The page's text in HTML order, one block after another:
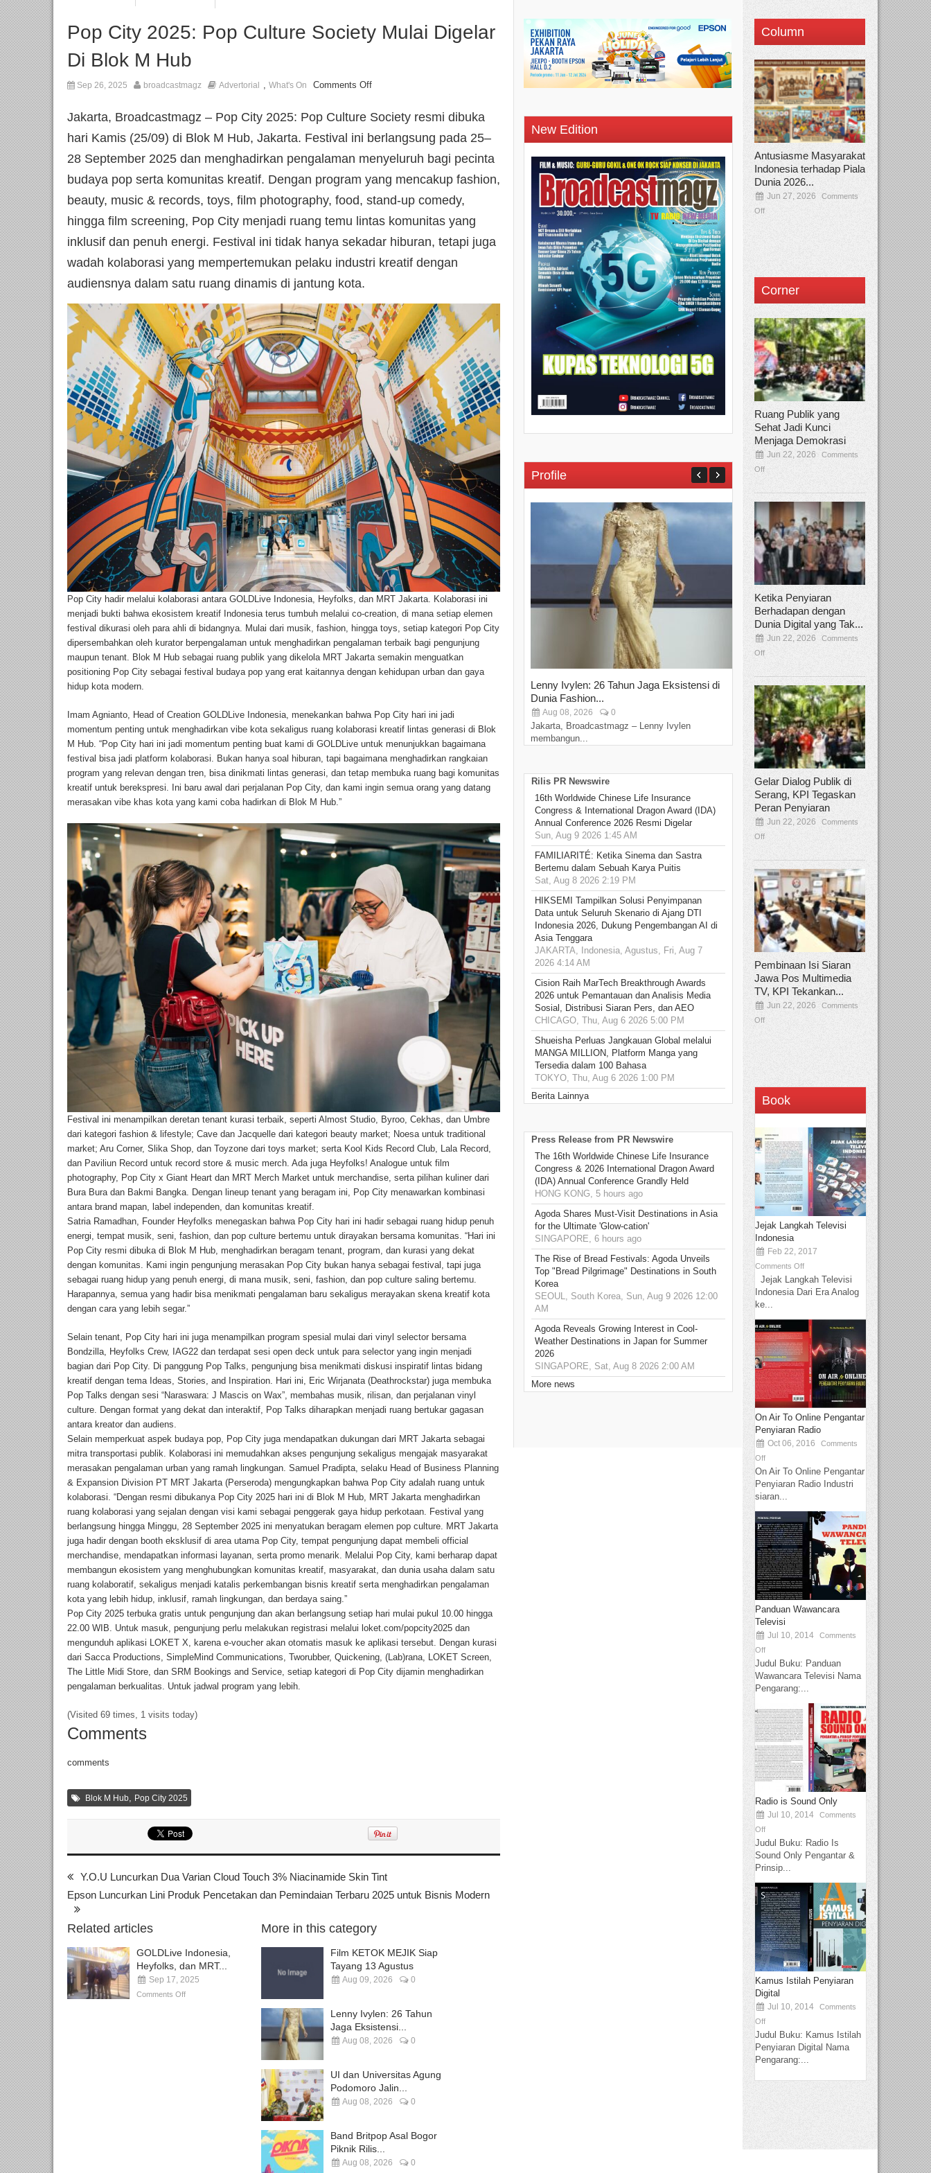
Pop City 2025: Pop Culture Society Mulai Digelar
Di Blok M Hub
Sep 26, 2025 broadcastmagz Advertorial , What's On Comments Off
Jakarta, Broadcastmagz – Pop City 2025: Pop Culture Society resmi dibuka
hari Kamis (25/09) di Blok M Hub, Jakarta. Festival ini berlangsung pada 25–
28 September 2025 dan menghadirkan pengalaman menyeluruh bagi pecinta
budaya pop serta komunitas kreatif. Dengan program yang mencakup fashion,
beauty, music & records, toys, film photography, food, stand-up comedy,
hingga film screening, Pop City menjadi ruang temu lintas komunitas yang
inklusif dan penuh energi. Festival ini tidak hanya sekadar hiburan, tetapi juga
wadah kolaborasi yang mempertemukan pelaku industri kreatif dengan
audiensnya dalam satu ruang dinamis di jantung kota.
Pop City hadir melalui kolaborasi antara GOLDLive Indonesia, Heyfolks, dan MRT Jakarta. Kolaborasi ini
menjadi bukti bahwa ekosistem kreatif Indonesia terus tumbuh melalui co-creation, di mana setiap elemen
festival dikurasi oleh para ahli di bidangnya. Mulai dari musik, fashion, hingga toys, setiap kategori Pop City
dipersembahkan oleh kurator berpengalaman untuk menghadirkan pengalaman terbaik bagi pengunjung
maupun tenant. Blok M Hub sebagai ruang publik yang dikelola MRT Jakarta semakin menguatkan
positioning Pop City sebagai festival budaya pop yang erat kaitannya dengan kehidupan urban dan gaya
hidup kota modern.
Imam Agnianto, Head of Creation GOLDLive Indonesia, menekankan bahwa Pop City hari ini jadi
momentum penting untuk menghadirkan vibe kota sekaligus ruang kolaborasi kreatif lintas generasi di Blok
M Hub. “Pop City hari ini jadi momentum penting buat kami di GOLDLive untuk menunjukkan bagaimana
festival bisa jadi platform kolaborasi. Bukan hanya soal hiburan, tapi bagaimana menghadirkan rangkaian
program yang relevan dengan tren, bisa dinikmati lintas generasi, dan tetap membuka ruang bagi komunitas
kreatif untuk berekspresi. Ini baru awal dari perjalanan Pop City, dan kami ingin semua orang yang datang
merasakan vibe khas kota yang kami coba hadirkan di Blok M Hub.”
Festival ini menampilkan deretan tenant kurasi terbaik, seperti Almost Studio, Byroo, Cekhas, dan Umbre
dari kategori fashion & lifestyle; Cave dan Jacquelle dari kategori beauty market; Noesa untuk traditional
market; Aru Corner, Slika Shop, dan Toyzone dari toys market; serta Kool Kids Record Club, Lala Record,
dan Paviliun Record untuk record store & music merch. Ada juga Heyfolks! Analogue untuk film
photography, Pop City x Giant Heart dan MRT Merch Market untuk merchandise, serta pilihan kuliner dari
Bura Bura dan Bakmi Bangka. Dengan lineup tenant yang beragam ini, Pop City menawarkan kombinasi
antara brand mapan, label independen, dan komunitas kreatif.
Satria Ramadhan, Founder Heyfolks menegaskan bahwa Pop City hari ini hadir sebagai ruang hidup penuh
energi, tempat musik, seni, fashion, dan pop culture bertemu untuk dirayakan bersama komunitas. “Hari ini
Pop City resmi dibuka di Blok M Hub, menghadirkan beragam tenant, program, dan kurasi yang dekat
dengan komunitas. Kami ingin pengunjung merasakan Pop City bukan hanya sebagai festival, tapi juga
sebagai ruang hidup yang penuh energi, di mana musik, seni, fashion, dan pop culture saling bertemu.
Harapannya, semua yang hadir bisa menikmati pengalaman baru sekaligus merayakan skena kreatif kota
dengan cara yang lebih segar.”
Selain tenant, Pop City hari ini juga menampilkan program spesial mulai dari vinyl selector bersama
Bondzilla, Heyfolks Crew, IAG22 dan terdapat sesi open deck untuk para selector yang ingin menjadi
bagian dari Pop City. Di panggung Pop Talks, pengunjung bisa menikmati diskusi inspiratif lintas bidang
kreatif dengan tema Ideas, Stories, and Inspiration. Hari ini, Eric Wirjanata (Deathrockstar) juga membuka
Pop Talks dengan sesi “Naraswara: J Mascis on Wax”, membahas musik, rilisan, dan perjalanan vinyl
culture. Dengan format yang dekat dan interaktif, Pop Talks diharapkan menjadi ruang bertukar gagasan
antara kreator dan audiens.
Selain memperkuat aspek budaya pop, Pop City juga mendapatkan dukungan dari MRT Jakarta sebagai
mitra transportasi publik. Kolaborasi ini memudahkan akses pengunjung sekaligus mengajak masyarakat
merasakan pengalaman urban yang ramah lingkungan. Samuel Pradipta, selaku Head of Business Planning
& Expansion Division PT MRT Jakarta (Perseroda) mengungkapkan bahwa Pop City adalah ruang untuk
kolaborasi. “Dengan resmi dibukanya Pop City 2025 hari ini di Blok M Hub, MRT Jakarta menghadirkan
ruang kolaborasi yang sejalan dengan visi kami sebagai penggerak gaya hidup perkotaan. Festival yang
berlangsung hingga Minggu, 28 September 2025 ini menyatukan beragam elemen pop culture. MRT Jakarta
juga hadir dengan booth eksklusif di area utama Pop City, tempat pengunjung dapat membeli official
merchandise, mendapatkan informasi layanan, serta promo menarik. Melalui Pop City, kami berharap dapat
membangun ekosistem yang menghubungkan komunitas kreatif, masyarakat, dan dunia usaha dalam satu
ruang kolaboratif, sekaligus menjadi katalis perkembangan bisnis kreatif serta menghadirkan pengalaman
kota yang lebih hidup, inklusif, ramah lingkungan, dan berdaya saing.”
Pop City 2025 terbuka gratis untuk pengunjung dan akan berlangsung setiap hari mulai pukul 10.00 hingga
22.00 WIB. Untuk masuk, pengunjung perlu melakukan registrasi melalui loket.com/popcity2025 dan
mengunduh aplikasi LOKET X, karena e-voucher akan otomatis masuk ke aplikasi tersebut. Dengan kurasi
dari Sacca Productions, SimpleMind Communications, Tworubber, Quickening, (Lab)rana, LOKET Screen,
The Little Midi Store, dan SRM Bookings and Service, setiap kategori di Pop City dijamin menghadirkan
pengalaman berkualitas. Untuk jadwal program yang lebih.
(Visited 69 times, 1 visits today)
Comments
comments
Blok M Hub, Pop City 2025
Y.O.U Luncurkan Dua Varian Cloud Touch 3% Niacinamide Skin Tint
Epson Luncurkan Lini Produk Pencetakan dan Pemindaian Terbaru 2025 untuk Bisnis Modern
Related articles
GOLDLive Indonesia,
Heyfolks, dan MRT...
Sep 17, 2025
Comments Off
More in this category
Film KETOK MEJIK Siap
Tayang 13 Agustus
Aug 09, 2026 0
Lenny Ivylen: 26 Tahun
Jaga Eksistensi...
Aug 08, 2026 0
UI dan Universitas Agung
Podomoro Jalin...
Aug 08, 2026 0
Band Britpop Asal Bogor
Piknik Rilis...
Aug 08, 2026 0
New Edition
Profile
Lenny Ivylen: 26 Tahun Jaga Eksistensi di
Dunia Fashion...
Aug 08, 2026 0
Jakarta, Broadcastmagz – Lenny Ivylen
membangun...
Yan Senjaya, Kreativitas Lima
Sinema Indonesia
Dec 22, 2025 Comments Off
Jakarta, Broadcastmagz – Yan Senjaya
Rilis PR Newswire
16th Worldwide Chinese Life Insurance
Congress & International Dragon Award (IDA)
Annual Conference 2026 Resmi Digelar
Sun, Aug 9 2026 1:45 AM
FAMILIARITÉ: Ketika Sinema dan Sastra
Bertemu dalam Sebuah Karya Puitis
Sat, Aug 8 2026 2:19 PM
HIKSEMI Tampilkan Solusi Penyimpanan
Data untuk Seluruh Skenario di Ajang DTI
Indonesia 2026, Dukung Pengembangan AI di
Asia Tenggara
JAKARTA, Indonesia, Agustus, Fri, Aug 7
2026 4:14 AM
Cision Raih MarTech Breakthrough Awards
2026 untuk Pemantauan dan Analisis Media
Sosial, Distribusi Siaran Pers, dan AEO
CHICAGO, Thu, Aug 6 2026 5:00 PM
Shueisha Perluas Jangkauan Global melalui
MANGA MILLION, Platform Manga yang
Tersedia dalam 100 Bahasa
TOKYO, Thu, Aug 6 2026 1:00 PM
Berita Lainnya
Press Release from PR Newswire
The 16th Worldwide Chinese Life Insurance
Congress & 2026 International Dragon Award
(IDA) Annual Conference Grandly Held
HONG KONG, 5 hours ago
Agoda Shares Must-Visit Destinations in Asia
for the Ultimate 'Glow-cation'
SINGAPORE, 6 hours ago
The Rise of Bread Festivals: Agoda Unveils
Top "Bread Pilgrimage" Destinations in South
Korea
SEOUL, South Korea, Sun, Aug 9 2026 12:00
AM
Agoda Reveals Growing Interest in Cool-
Weather Destinations in Japan for Summer
2026
SINGAPORE, Sat, Aug 8 2026 2:00 AM
More news
Column
Antusiasme Masyarakat
Indonesia terhadap Piala
Dunia 2026...
Jun 27, 2026
Comments
Off
Corner
Ruang Publik yang
Sehat Jadi Kunci
Menjaga Demokrasi
Jun 22, 2026
Comments
Off
Ketika Penyiaran
Berhadapan dengan
Dunia Digital yang Tak...
Jun 22, 2026
Comments
Off
Gelar Dialog Publik di
Serang, KPI Tegaskan
Peran Penyiaran
Jun 22, 2026
Comments
Off
Pembinaan Isi Siaran
Jawa Pos Multimedia
TV, KPI Tekankan...
Jun 22, 2026
Comments
Off
Book
Jejak Langkah Televisi
Indonesia
Feb 22, 2017
Comments Off
Jejak Langkah Televisi
Indonesia Dari Era Analog
ke...
On Air To Online Pengantar
Penyiaran Radio
Oct 06, 2016
Comments
Off
On Air To Online Pengantar
Penyiaran Radio Industri
siaran...
Panduan Wawancara
Televisi
Jul 10, 2014
Comments
Off
Judul Buku: Panduan
Wawancara Televisi Nama
Pengarang:...
Radio is Sound Only
Jul 10, 2014
Comments
Off
Judul Buku: Radio Is
Sound Only Pengantar &
Prinsip...
Kamus Istilah Penyiaran
Digital
Jul 10, 2014
Comments
Off
Judul Buku: Kamus Istilah
Penyiaran Digital Nama
Pengarang:...